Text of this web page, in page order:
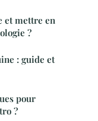
et mettre en
?
: guide et
pour
?